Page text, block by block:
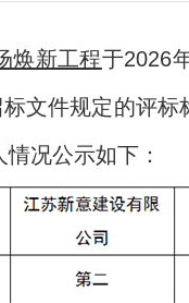
焕新工程于2026
文件规定的评
况公示如下：